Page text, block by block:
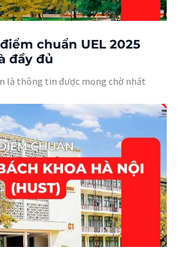
chuẩn UEL 2025
đầy đủ
là thông tin được mong chờ nhất